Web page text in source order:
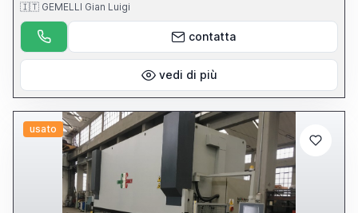
🇮🇹 GEMELLI Gian Luigi
contatta
vedi di più
usato